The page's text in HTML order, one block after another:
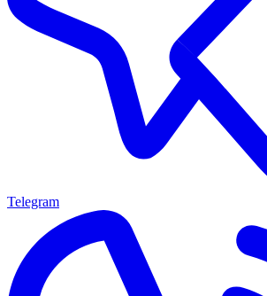
Telegram